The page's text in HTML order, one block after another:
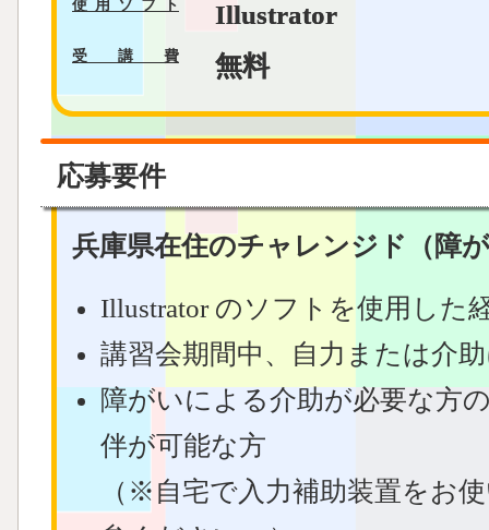
使用ソフ ト Illustrator
受講 費 無料
応募要件
兵庫県在住のチャレンジド（障
Illustrator のソフトを使用した
講習会期間中、
自力または介
障がいによる介助が必要な方
伴が可能な方
（※自宅で入力補助装置をお